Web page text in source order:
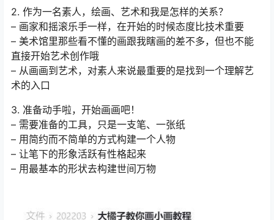
2. 作为一名素人，绘画、艺术和我是怎样的关系？
– 画家和摇滚乐手一样，在开始的时候态度比技术重要
– 美术馆里那些看不懂的画跟我瞎画的差不多，但也不能
直接开始艺术创作哦
– 从画画到艺术，对素人来说最重要的是找到一个理解艺
术的入口
3. 准备动手啦，开始画画吧！
– 需要准备的工具，只是一支笔、一张纸
– 用简约而不简单的方式构建一个人物
– 让笔下的形象活跃有性格起来
– 用最基本的形状去构建世间万物